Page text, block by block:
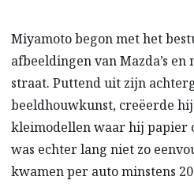
Miyamoto begon met het
afbeeldingen van Mazda’s en
straat. Puttend uit zijn
beeldhouwkunst, creëerde
kleimodellen waar hij papier
was echter lang niet zo
kwamen per auto minstens